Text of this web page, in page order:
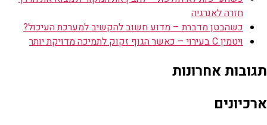
חזרה לאנרגיה
כשהבטן מדברת – מדוע חשוב להקשיב למערכת העיכול?
ויטמין C בעירוי – כאשר הגוף זקוק לתמיכה מדויקת יותר
תגובות אחרונות
ארכיונים